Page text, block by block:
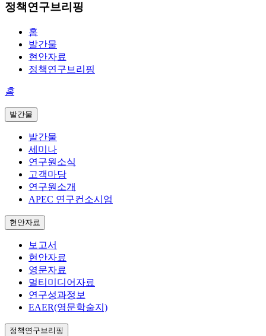
정책연구브리핑
홈
발간물
현안자료
정책연구브리핑
홈
발간물
발간물
세미나
연구원소식
고객마당
연구원소개
APEC 연구컨소시엄
현안자료
보고서
현안자료
영문자료
멀티미디어자료
연구성과정보
EAER(영문학술지)
정책연구브리핑